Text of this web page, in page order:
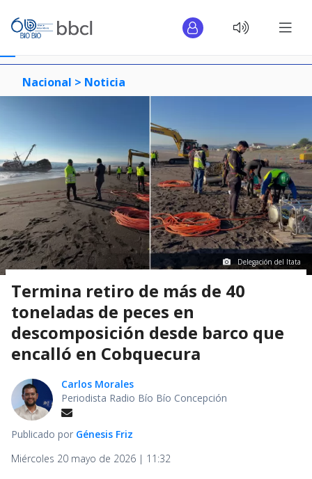
Nacional > Noticia
Delegación del Itata
Termina retiro de más de 40
toneladas de peces en
descomposición desde barco que
encalló en Cobquecura
Carlos Morales
Periodista Radio Bío Bío Concepción
Publicado por Génesis Friz
Miércoles 20 mayo de 2026 | 11:32